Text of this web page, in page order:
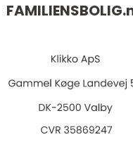
FAMILIENSBOLIG.